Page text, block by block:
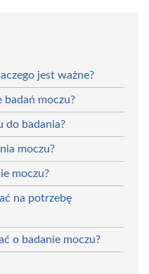
jest ważne?
badań moczu?
do badania?
moczu?
moczu?
na potrzebę
o badanie moczu?